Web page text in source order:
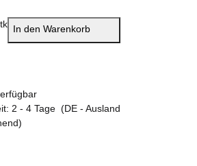
In den Warenkorb
2 - 4 Tage (DE - Ausland